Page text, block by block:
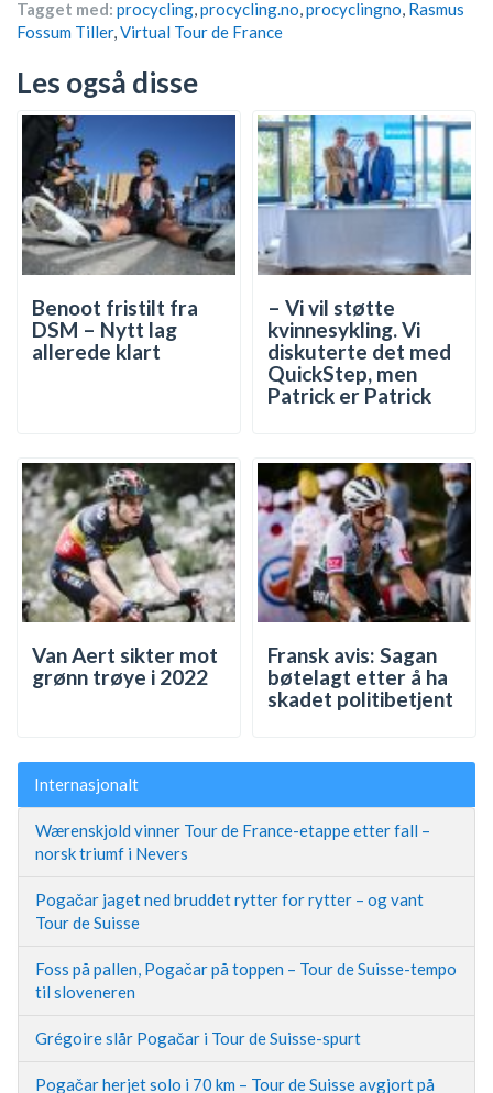
Tagget med: procycling,procycling.no,procyclingno, Rasmus
Fossum Tiller,Virtual Tour de France
Les også disse
Benoot fristilt fra
DSM – Nytt lag
allerede klart
– Vi vil støtte
kvinnesykling. Vi
diskuterte det med
QuickStep, men
Patrick er Patrick
Van Aert sikter mot
grønn trøye i 2022
Fransk avis: Sagan
bøtelagt etter å ha
skadet politibetjent
Internasjonalt
Wærenskjold vinner Tour de France-etappe etter fall –
norsk triumf i Nevers
Pogačar jaget ned bruddet rytter for rytter – og vant
Tour de Suisse
Foss på pallen, Pogačar på toppen – Tour de Suisse-tempo
til sloveneren
Grégoire slår Pogačar i Tour de Suisse-spurt
Pogačar herjet solo i 70 km – Tour de Suisse avgjort på